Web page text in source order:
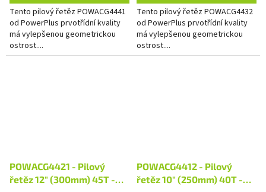
Tento pilový řetěz POWACG4441
od PowerPlus prvotřídní kvality
má vylepšenou geometrickou
ostrost....
Tento pilový řetěz POWACG4432
od PowerPlus prvotřídní kvality
má vylepšenou geometrickou
ostrost....
POWACG4421 - Pilový
řetěz 12" (300mm) 45T -
POWACG4412 - Pilový
řetěz 10" (250mm) 40T -